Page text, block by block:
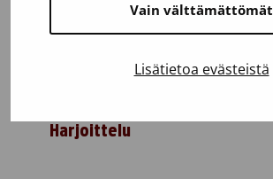
Vain välttämättömät
Lisätietoa evästeistä
Harjoittelu